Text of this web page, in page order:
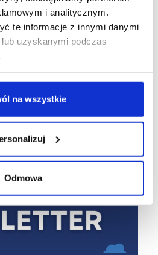
i analitycznym.
te informacje z innymi danymi
uzyskanymi podczas
na wszystkie
Odmowa
w Polsce.